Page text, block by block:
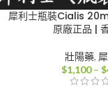
犀利士瓶裝Cialis
原廠正品 |
壯陽藥,
$1,100 – $